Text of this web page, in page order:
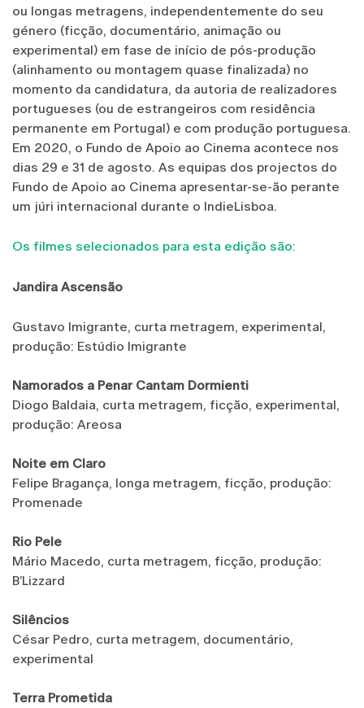
ou longas metragens, independentemente do seu
género (ficção, documentário, animação ou
experimental) em fase de início de pós-produção
(alinhamento ou montagem quase finalizada) no
momento da candidatura, da autoria de realizadores
portugueses (ou de estrangeiros com residência
permanente em Portugal) e com produção portuguesa.
Em 2020, o Fundo de Apoio ao Cinema acontece nos
dias 29 e 31 de agosto. As equipas dos projectos do
Fundo de Apoio ao Cinema apresentar-se-ão perante
um júri internacional durante o IndieLisboa.
Os filmes selecionados para esta edição são:
Jandira Ascensão
Gustavo Imigrante, curta metragem, experimental,
produção: Estúdio Imigrante
Namorados a Penar Cantam Dormienti
Diogo Baldaia, curta metragem, ficção, experimental,
produção: Areosa
Noite em Claro
Felipe Bragança, longa metragem, ficção, produção:
Promenade
Rio Pele
Mário Macedo, curta metragem, ficção, produção:
B’Lizzard
Silêncios
César Pedro, curta metragem, documentário,
experimental
Terra Prometida